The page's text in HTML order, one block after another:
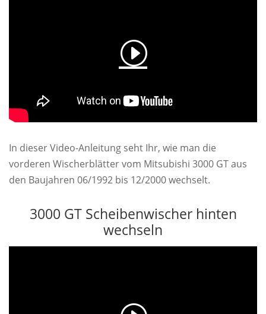
In dieser Video-Anleitung seht Ihr, wie man die
vorderen Wischerblätter vom Mitsubishi 3000 GT aus
den Baujahren 06/1992 bis 12/2000 wechselt.
3000 GT Scheibenwischer hinten
wechseln